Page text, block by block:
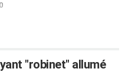
"robinet" allumé